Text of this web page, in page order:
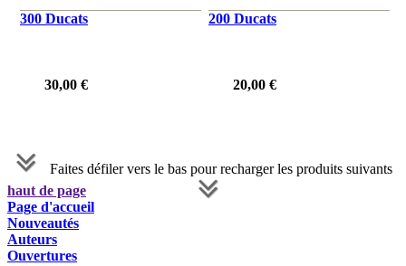
300 Ducats
30,00 €
200 Ducats
20,00 €
Faites défiler vers le bas pour recharger les produits suivants
haut de page
Page d'accueil
Nouveautés
Auteurs
Ouvertures